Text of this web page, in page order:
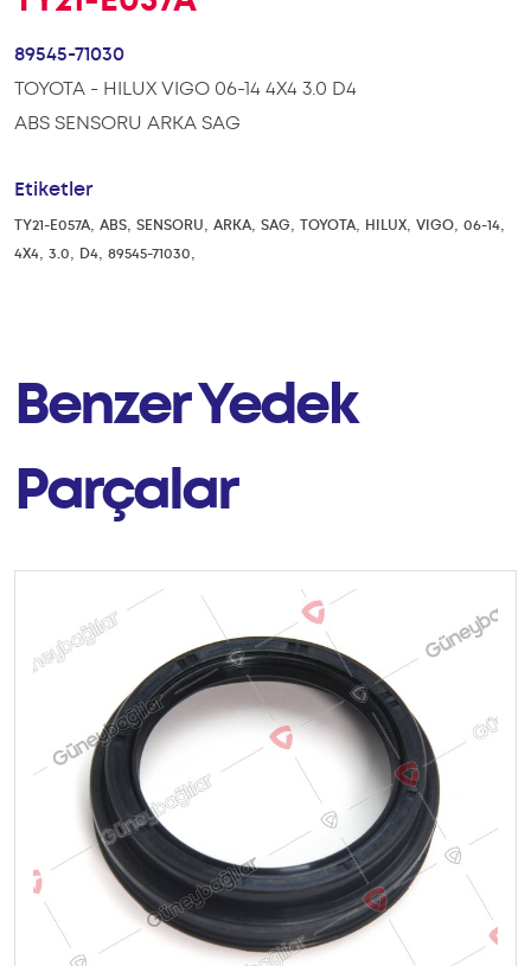
89545-71030
TOYOTA - HILUX VIGO 06-14 4X4 3.0 D4
ABS SENSORU ARKA SAG
Etiketler
TY21-E057A, ABS, SENSORU, ARKA, SAG, TOYOTA, HILUX, VIGO, 06-14,
4X4, 3.0, D4, 89545-71030,
Benzer Yedek
Parçalar